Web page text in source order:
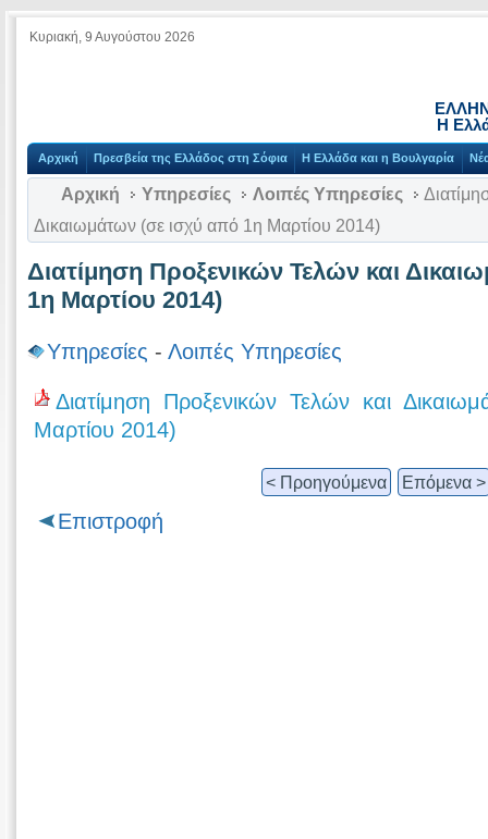
Κυριακή, 9 Αυγούστου 2026
Η
Αρχική Πρεσβεία της Ελλάδος στη Σόφια Η Ελλάδα και η Βουλγαρία
Αρχική Υπηρεσίες Λοιπές Υπηρεσίες
Δικαιωμάτων (σε ισχύ από 1η Μαρτίου 2014)
Διατίμηση Προξενικών Τελών και
1η Μαρτίου 2014)
Υπηρεσίες - Λοιπές Υπηρεσίες
Διατίμηση Προξενικών Τελών και
Μαρτίου 2014)
< Προηγούμενα Επόμενα >
Επιστροφή